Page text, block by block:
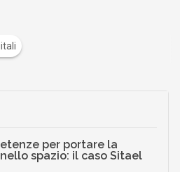
per portare la
spazio: il caso Sitael